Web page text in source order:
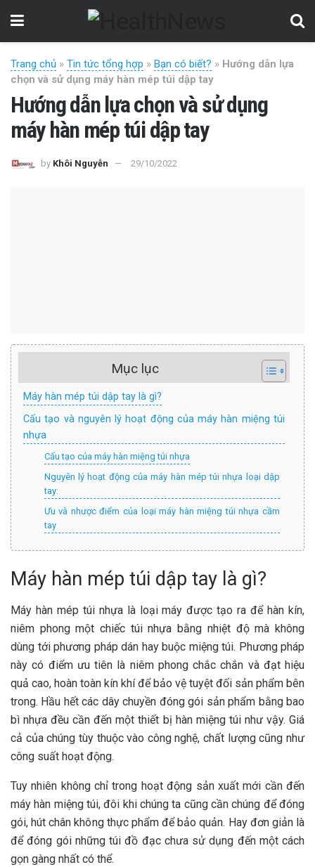
Trang chủ » Tin tức tổng hợp » Bạn có biết? » Hướng dẫn lựa
chọn và sử dụng máy hàn mép túi dập tay
Hướng dẫn lựa chọn và sử dụng
máy hàn mép túi dập tay
by Khôi Nguyễn 29/10/2022
Mục lục
Máy hàn mép túi dập tay là gì?
Cấu tạo và nguyên lý hoạt động của máy hàn miệng túi
nhựa
Cấu tạo của máy hàn miệng túi nhựa
Nguyên lý hoạt động của máy hàn mép túi nhựa loại dập
tay:
Ưu và nhược điểm của loại máy hàn miệng túi nhựa cầm
tay
Máy hàn mép túi dập tay là gì?
Máy hàn mép túi nhựa là loại máy được tạo ra để hàn kín,
niêm phong một chiếc túi nhựa bằng nhiệt độ mà không
dùng tới phương pháp dán hay buộc miệng túi. Phương pháp
này có điểm ưu tiên là niêm phong chắc chắn và đạt hiệu
quả cao, hoàn toàn kín khí để bảo vệ tuyệt đối sản phẩm bên
trong. Hầu hết các dây chuyền đóng gói sản phẩm bằng bao
bì nhựa đều cần đến một thiết bị hàn miệng túi như vậy. Giá
cả của chúng tùy thuộc vào công nghệ, chất lượng cũng như
công suất hoạt động.
Tuy nhiên không chỉ trong hoạt động sản xuất mới cần đến
máy hàn miệng túi, đôi khi chúng ta cũng cần chúng để đóng
gói, hút chân không thực phẩm để bảo quản. Hay đơn giản là
để đóng gói những túi đồ đạc chưa sử dụng đến một cách
gọn gàng nhất có thể.